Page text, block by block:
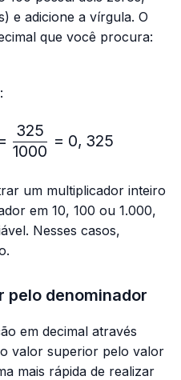
e adicione a vírgula. O
que você procura:
\frac{13}{40}=\frac{13
1000
325
= 0, 325
um multiplicador inteiro
em 10, 100 ou 1.000,
Nesses casos,
pelo denominador
em decimal através
valor superior pelo valor
mais rápida de realizar